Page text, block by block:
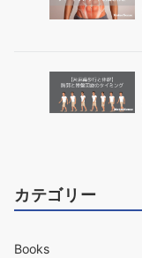
カテゴリー
Books